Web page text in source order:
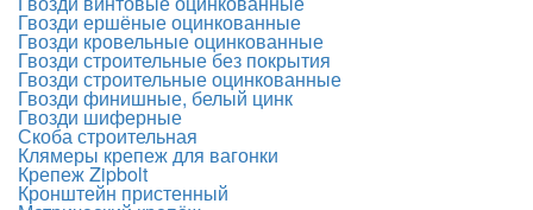
Гвозди ершёные оцинкованные
Гвозди кровельные оцинкованные
Гвозди строительные без покрытия
Гвозди строительные оцинкованные
Гвозди финишные, белый цинк
Гвозди шиферные
Скоба строительная
Клямеры крепеж для вагонки
Крепеж Zipbolt
Кронштейн пристенный